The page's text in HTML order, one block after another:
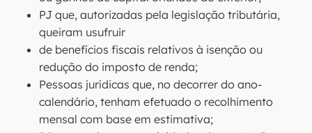
PJ que, autorizadas pela legislação tributária,
queiram usufruir
de benefícios fiscais relativos à isenção ou
redução do imposto de renda;
Pessoas jurídicas que, no decorrer do ano-
calendário, tenham efetuado o recolhimento
mensal com base em estimativa;